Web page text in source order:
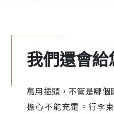
我們還會給
萬用插頭，不管是哪
擔心不能充電。行李